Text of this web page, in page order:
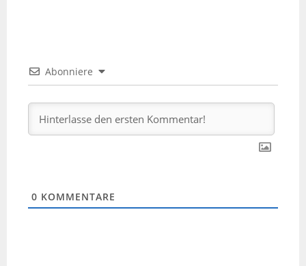
Abonniere
0 KOMMENTARE